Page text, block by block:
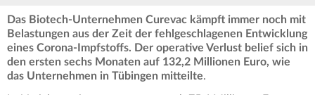
Das Biotech-Unternehmen Curevac kämpft immer noch mit
Belastungen aus der Zeit der fehlgeschlagenen Entwicklung
eines Corona-Impfstoffs. Der operative Verlust belief sich in
den ersten sechs Monaten auf 132,2 Millionen Euro, wie
das Unternehmen in Tübingen mitteilte.